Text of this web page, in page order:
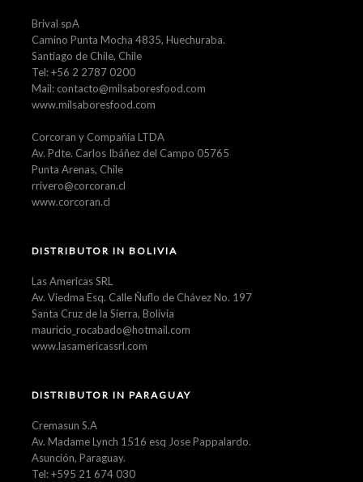
Brival spA
Camino Punta Mocha 4835, Huechuraba.
Santiago de Chile, Chile
Tel: +56 2 2787 0200
Mail: contacto@milsaboresfood.com
www.milsaboresfood.com
Corcoran y Compañía LTDA
Av. Pdte. Carlos Ibáñez del Campo 05765
Punta Arenas, Chile
rrivero@corcoran.cl
www.corcoran.cl
DISTRIBUTOR IN BOLIVIA
Las Americas SRL
Av. Viedma Esq. Calle Ñuflo de Chávez No. 197
Santa Cruz de la Sierra, Bolivia
mauricio_rocabado@hotmail.com
www.lasamericassrl.com
DISTRIBUTOR IN PARAGUAY
Cremasun S.A
Av. Madame Lynch 1516 esq Jose Pappalardo.
Asunción, Paraguay.
Tel: +595 21 674 030